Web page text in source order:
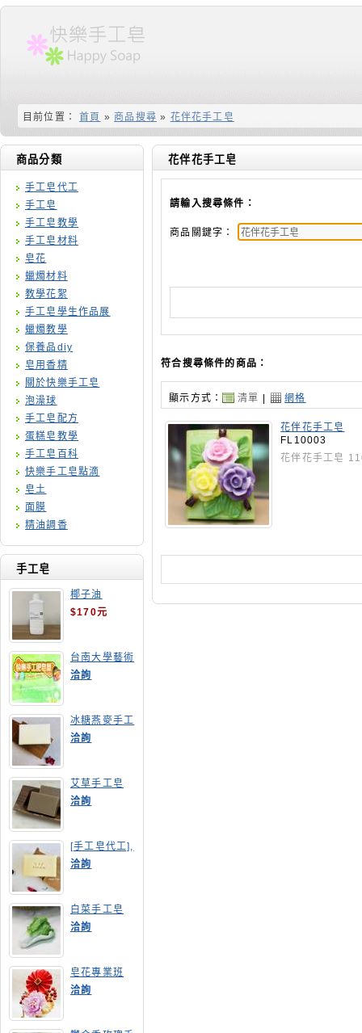
目前位置： 首頁 » 商品搜尋 » 花伴花手工皂
商品分類
手工皂代工
手工皂
手工皂教學
手工皂材料
皂花
蠟燭材料
教學花絮
手工皂學生作品展
蠟燭教學
保養品diy
皂用香精
關於快樂手工皂
泡澡球
手工皂配方
蛋糕皂教學
手工皂百科
快樂手工皂點滴
皂土
面膜
精油調香
手工皂
椰子油
$170元
台南大學藝術
手工皂師資培
訓班
洽詢
冰糖燕麥手工
皂
洽詢
艾草手工皂
洽詢
[手工皂代工],
膠原蛋白手工
皂
洽詢
白菜手工皂
洽詢
皂花專業班
洽詢
花伴花手工皂
請輸入搜尋條件：
商品關鍵字：
符合搜尋條件的商品：
顯示方式： 清單 | 網格
花伴花手工皂
FL10003
花伴花手工皂